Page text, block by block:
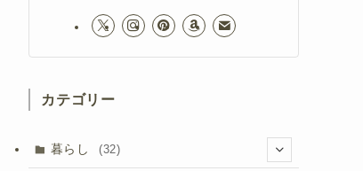
カテゴリー
暮らし (32)